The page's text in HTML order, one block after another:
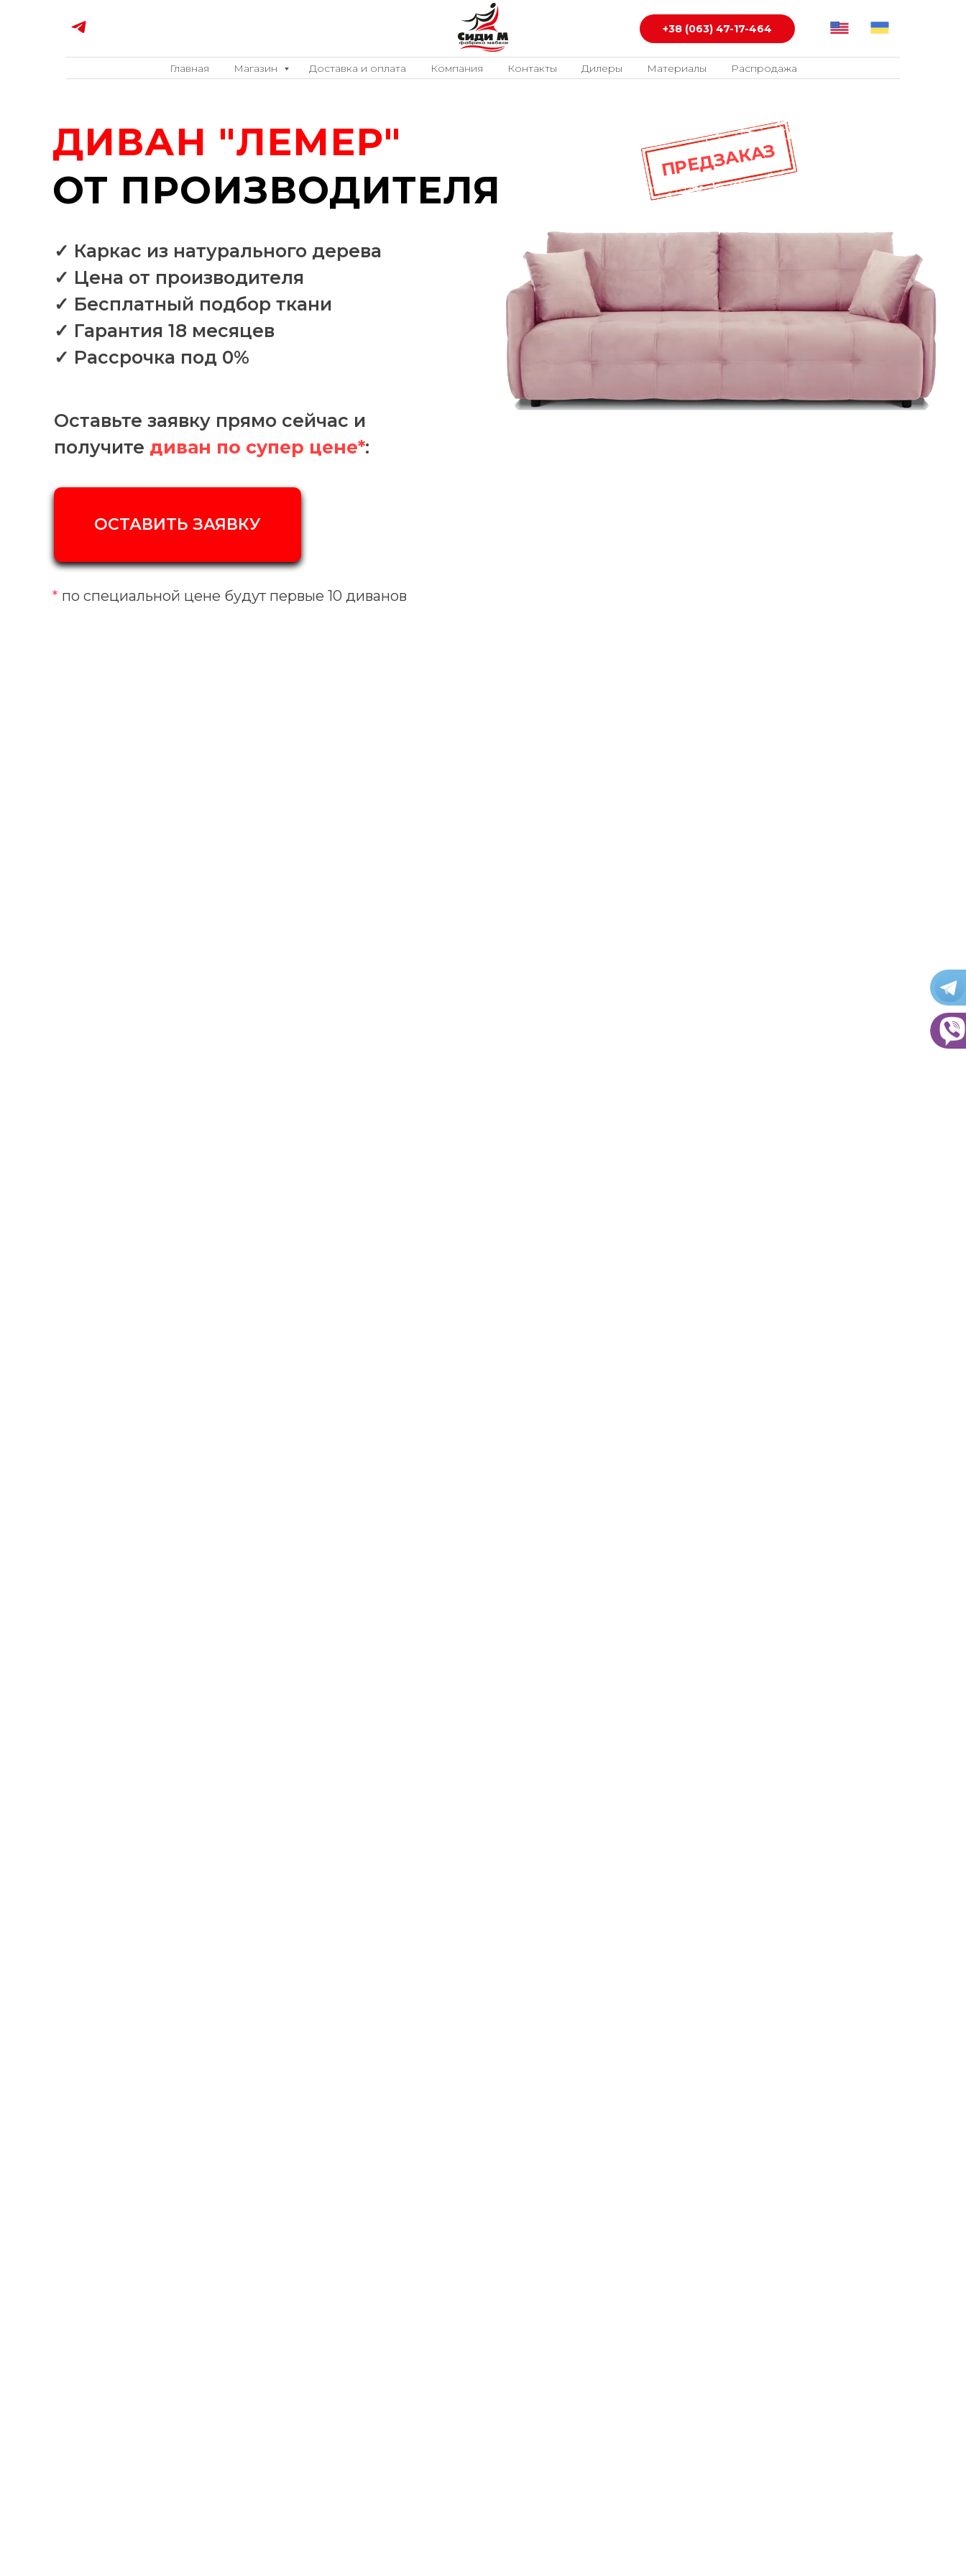
+38 (063) 47-17-464
Главная Магазин Доставка и оплата Компания Контакты Дилеры Материалы Распродажа
ОСТАВИТЬ ЗАЯВКУ
ДИВАН "ЛЕМЕР"
ОТ ПРОИЗВОДИТЕЛЯ
✓ Каркас из натурального дерева
✓ Цена от производителя
✓ Бесплатный подбор ткани
✓ Гарантия 18 месяцев
✓ Рассрочка под 0%
Оставьте заявку прямо сейчас и
получите диван по супер цене*:
ПРЕДЗАКАЗ
* по специальной цене будут первые 10 диванов